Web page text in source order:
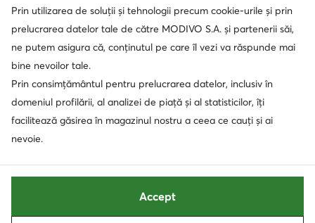
Prin utilizarea de soluții și tehnologii precum cookie-urile și prin
prelucrarea datelor tale de către MODIVO S.A. și partenerii săi,
ne putem asigura că, conținutul pe care îl vezi va răspunde mai
bine nevoilor tale.
Prin consimțământul pentru prelucrarea datelor, inclusiv în
domeniul profilării, al analizei de piață și al statisticilor, îți
facilitează găsirea în magazinul nostru a ceea ce cauți și ai
nevoie.
Accept